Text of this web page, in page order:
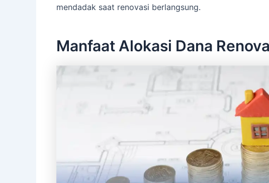
mendadak saat renovasi berlangsung.
Manfaat Alokasi Dana